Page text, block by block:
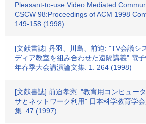
Pleasant-to-use Video Mediated
CSCW 98:Proceedings of ACM 1998
149-158 (1998)
[文献書誌] 丹羽、川島、前迫: "TV会議シ
ディア教室を組み合わせた遠隔講義" 電
年春季大会講演論文集. 1. 264 (1998)
[文献書誌] 前迫孝憲: "教育用コンピュー
サとネットワーク利用" 日本科学教育学
集. 47 (1997)